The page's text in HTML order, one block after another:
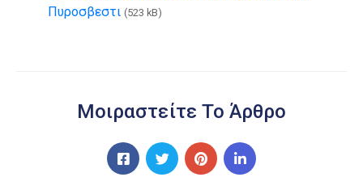
Πυροσβεστι (523 kB)
Μοιραστείτε Το Άρθρο